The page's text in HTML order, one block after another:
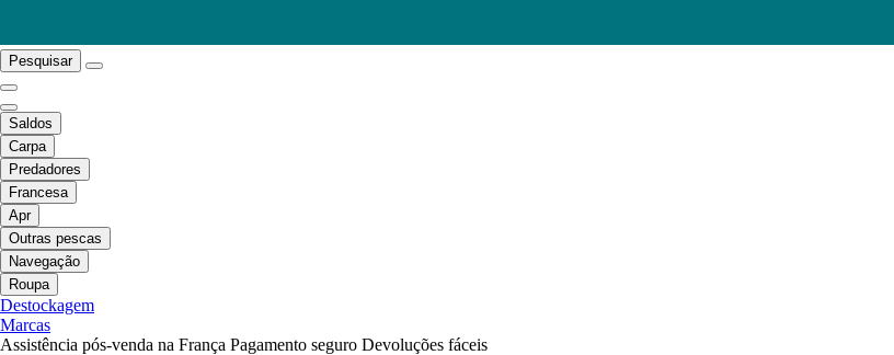
Pesquisar
Saldos
Carpa
Predadores
Francesa
Apr
Outras pescas
Navegação
Roupa
Destockagem
Marcas
Assistência pós-venda na França Pagamento seguro Devoluções fáceis